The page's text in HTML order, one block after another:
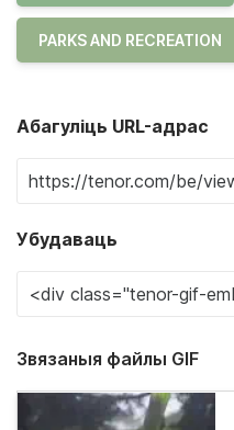
PARKS AND RECREATION
Абагуліць URL-адрас
Убудаваць
Звязаныя файлы GIF